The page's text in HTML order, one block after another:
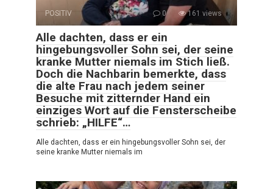
POSITIV 0 161 views
Alle dachten, dass er ein
hingebungsvoller Sohn sei, der seine
kranke Mutter niemals im Stich ließ.
Doch die Nachbarin bemerkte, dass
die alte Frau nach jedem seiner
Besuche mit zitternder Hand ein
einziges Wort auf die Fensterscheibe
schrieb: „HILFE“…
Alle dachten, dass er ein hingebungsvoller Sohn sei, der
seine kranke Mutter niemals im